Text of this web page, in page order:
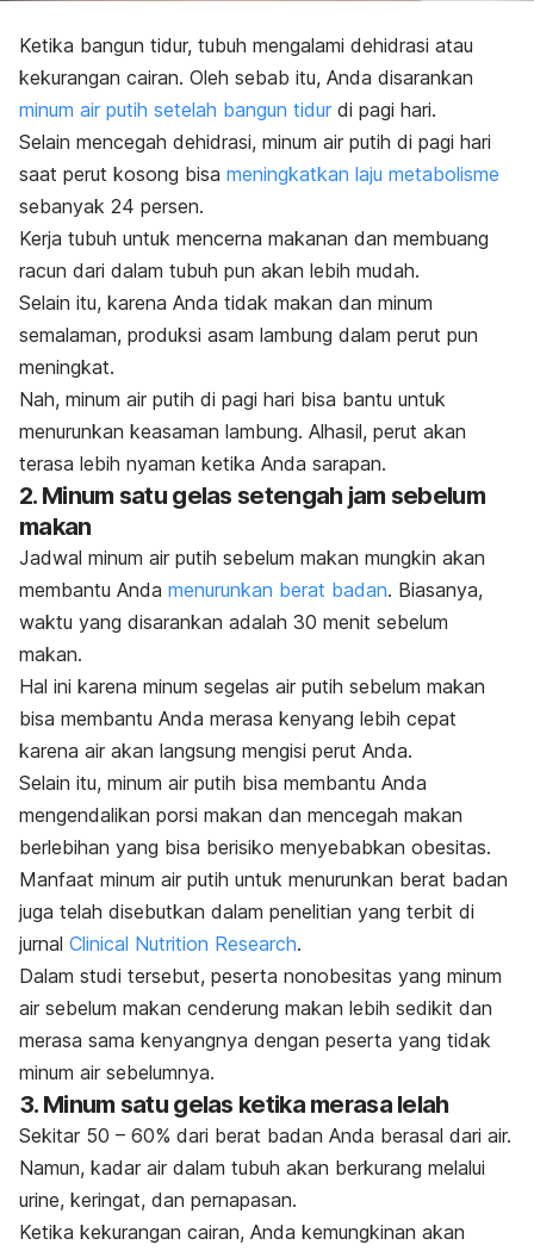
Ketika bangun tidur, tubuh mengalami dehidrasi atau
kekurangan cairan. Oleh sebab itu, Anda disarankan
minum air putih setelah bangun tidur di pagi hari.
Selain mencegah dehidrasi, minum air putih di pagi hari
saat perut kosong bisa meningkatkan laju metabolisme
sebanyak 24 persen.
Kerja tubuh untuk mencerna makanan dan membuang
racun dari dalam tubuh pun akan lebih mudah.
Selain itu, karena Anda tidak makan dan minum
semalaman, produksi asam lambung dalam perut pun
meningkat.
Nah, minum air putih di pagi hari bisa bantu untuk
menurunkan keasaman lambung. Alhasil, perut akan
terasa lebih nyaman ketika Anda sarapan.
2. Minum satu gelas setengah jam sebelum
makan
Jadwal minum air putih sebelum makan mungkin akan
membantu Anda menurunkan berat badan. Biasanya,
waktu yang disarankan adalah 30 menit sebelum
makan.
Hal ini karena minum segelas air putih sebelum makan
bisa membantu Anda merasa kenyang lebih cepat
karena air akan langsung mengisi perut Anda.
Selain itu, minum air putih bisa membantu Anda
mengendalikan porsi makan dan mencegah makan
berlebihan yang bisa berisiko menyebabkan obesitas.
Manfaat minum air putih untuk menurunkan berat badan
juga telah disebutkan dalam penelitian yang terbit di
jurnal Clinical Nutrition Research.
Dalam studi tersebut, peserta nonobesitas yang minum
air sebelum makan cenderung makan lebih sedikit dan
merasa sama kenyangnya dengan peserta yang tidak
minum air sebelumnya.
3. Minum satu gelas ketika merasa lelah
Sekitar 50 – 60% dari berat badan Anda berasal dari air.
Namun, kadar air dalam tubuh akan berkurang melalui
urine, keringat, dan pernapasan.
Ketika kekurangan cairan, Anda kemungkinan akan